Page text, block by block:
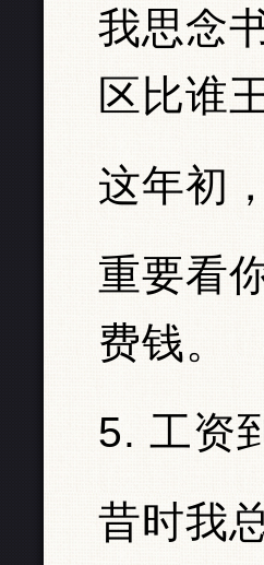
我思念
区比谁
这年初
重要看
费钱。
5. 工资
昔时我